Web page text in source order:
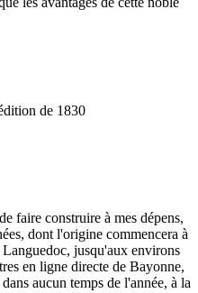
de 1830
faire construire à mes dépens,
dont l'origine commencera à
jusqu'aux environs
en ligne directe de Bayonne,
aucun temps de l'année, à la